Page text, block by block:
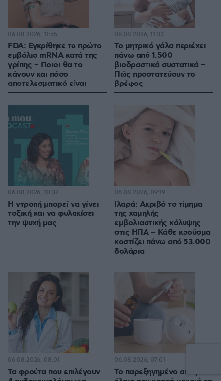
FDA: Εγκρίθηκε το πρώτο
εμβόλιο mRNA κατά της
γρίπης – Ποιοι θα το
κάνουν και πόσο
αποτελεσματικό είναι
06.08.2026, 11:55
Το μητρικό γάλα περιέχει
πάνω από 1.500
βιοδραστικά συστατικά –
Πώς προστατεύουν το
βρέφος
06.08.2026, 11:33
Η ντροπή μπορεί να γίνει
τοξική και να φυλακίσει
την ψυχή μας
06.08.2026, 10:32
Ιλαρά: Ακριβό το τίμημα
της χαμηλής
εμβολιαστικής κάλυψης
στις ΗΠΑ – Κάθε κρούσμα
κοστίζει πάνω από 53.000
δολάρια
06.08.2026, 09:19
Τα φρούτα που επιλέγουν
06.08.2026, 08:01
Το παρεξηγημένο αιθέριο
06.08.2026, 07:01